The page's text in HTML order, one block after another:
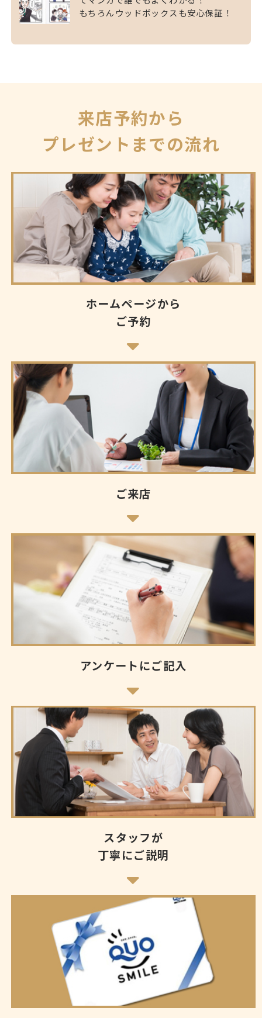
もちろんウッドボックスも安心保証！
来店予約から
プレゼントまでの流れ
ホームページから
ご予約
ご来店
アンケートにご記入
スタッフが
丁寧にご説明